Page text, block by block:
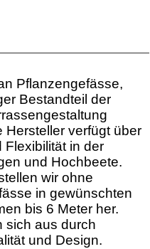
Pflanzengefässe,
Bestandteil der
Hersteller verfügt über
in der
und Hochbeete.
wir ohne
in gewünschten
bis 6 Meter her.
sich aus durch
und Design.